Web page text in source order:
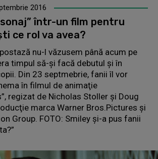
2016
într-un film pentru
ce rol va avea?
nu-l văzusem până acum pe
timpul să-şi facă debutul şi în
Din 23 septmebrie, fanii îl vor
în filmul de animaţie
regizat de Nicholas Stoller şi Doug
marca Warner Bros.Pictures şi
Group. FOTO: Smiley și-a pus fanii